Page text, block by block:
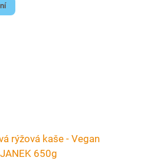
rýžová kaše - Vegan
JANEK 650g